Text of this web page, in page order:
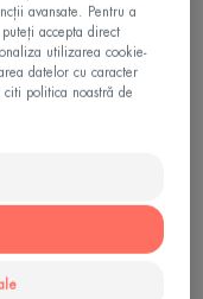
avansate. Pentru a
accepta direct
utilizarea cookie-
datelor cu caracter
politica noastră de